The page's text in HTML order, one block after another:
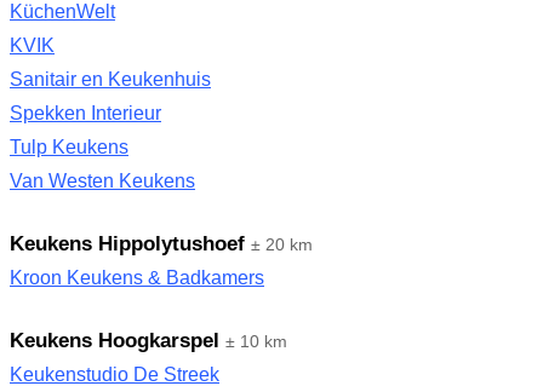
KüchenWelt
KVIK
Sanitair en Keukenhuis
Spekken Interieur
Tulp Keukens
Van Westen Keukens
Keukens Hippolytushoef ± 20 km
Kroon Keukens & Badkamers
Keukens Hoogkarspel ± 10 km
Keukenstudio De Streek